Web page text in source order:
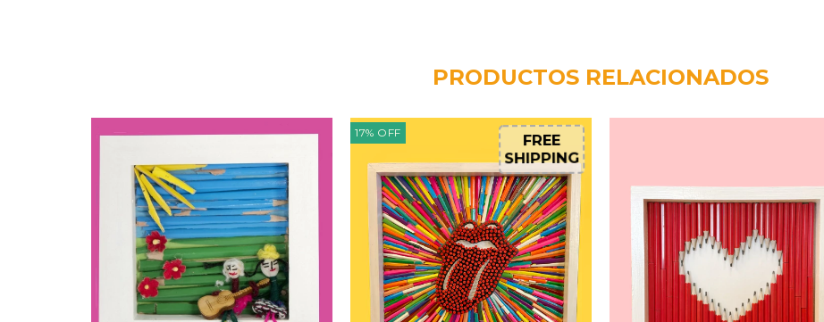
PRODUCTOS RELACIONADOS
17% OFF FREE
SHIPPING